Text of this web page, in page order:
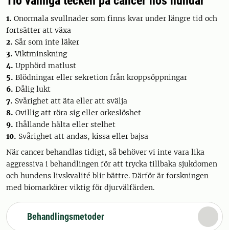
1. Onormala svullnader som finns kvar under längre tid och
fortsätter att växa
2. Sår som inte läker
3. Viktminskning
4. Upphörd matlust
5. Blödningar eller sekretion från kroppsöppningar
6. Dålig lukt
7. Svårighet att äta eller att svälja
8. Ovillig att röra sig eller orkeslöshet
9. Ihållande hälta eller stelhet
10. Svårighet att andas, kissa eller bajsa
När cancer behandlas tidigt, så behöver vi inte vara lika
aggressiva i behandlingen för att trycka tillbaka sjukdomen
och hundens livskvalité blir bättre. Därför är forskningen
med biomarkörer viktig för djurvälfärden.
Behandlingsmetoder